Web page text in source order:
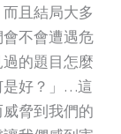
且結局大多
不會遭遇危
的題目怎麼
是好？」…這
脅到我們的